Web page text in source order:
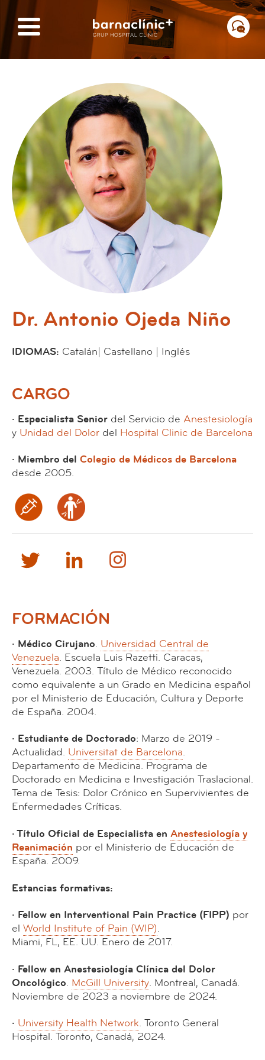
Dr. Antonio Ojeda Niño
IDIOMAS: Catalán| Castellano | Inglés
CARGO
· Especialista Senior del Servicio de Anestesiología
y Unidad del Dolor del Hospital Clinic de Barcelona
· Miembro del Colegio de Médicos de Barcelona
desde 2005.
FORMACIÓN
· Médico Cirujano. Universidad Central de
Venezuela. Escuela Luis Razetti. Caracas,
Venezuela. 2003. Título de Médico reconocido
como equivalente a un Grado en Medicina español
por el Ministerio de Educación, Cultura y Deporte
de España. 2004.
· Estudiante de Doctorado: Marzo de 2019 -
Actualidad. Universitat de Barcelona.
Departamento de Medicina. Programa de
Doctorado en Medicina e Investigación Traslacional.
Tema de Tesis: Dolor Crónico en Supervivientes de
Enfermedades Críticas.
· Título Oficial de Especialista en Anestesiología y
Reanimación por el Ministerio de Educación de
España. 2009.
Estancias formativas:
· Fellow en Interventional Pain Practice (FIPP) por
el World Institute of Pain (WIP).
Miami, FL, EE. UU. Enero de 2017.
· Fellow en Anestesiología Clínica del Dolor
Oncológico. McGill University. Montreal, Canadá.
Noviembre de 2023 a noviembre de 2024.
· University Health Network. Toronto General
Hospital. Toronto, Canadá, 2024.